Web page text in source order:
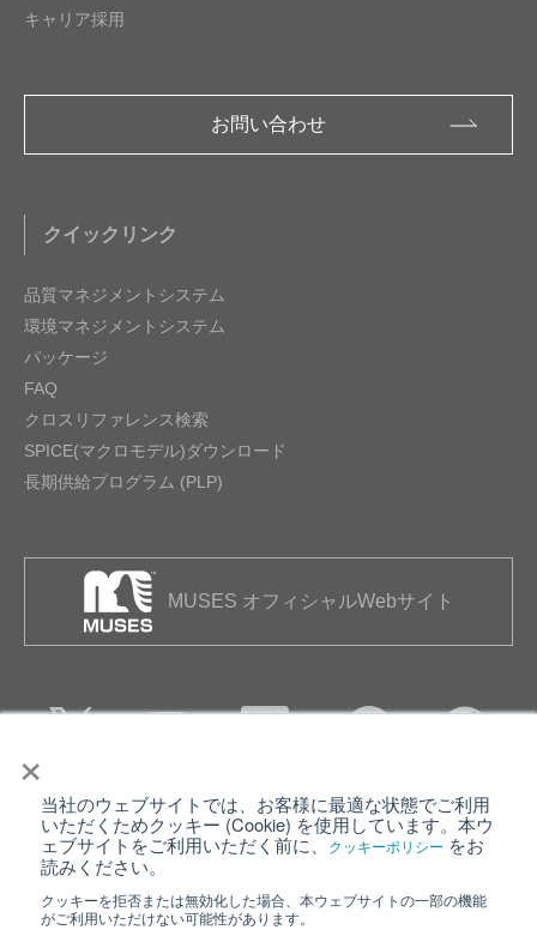
×
当社のウェブサイトでは、お客様に最適な状態でご利用
いただくためクッキー (Cookie) を使用しています。本ウ
ェブサイトをご利用いただく前に、
クッキーポリシー をお
読みください。
クッキーを拒否または無効化した場合、本ウェブサイトの一部の機能
がご利用いただけない可能性があります。
キャリア採用
お問い合わせ
クイックリンク
品質マネジメントシステム
環境マネジメントシステム
パッケージ
FAQ
クロスリファレンス検索
SPICE(マクロモデル)ダウンロード
長期供給プログラム (PLP)
MUSES オフィシャルWebサイト
個人情報保護について ウェブサイト利用規約
クッキーポリシー
日清紡ホールディングス